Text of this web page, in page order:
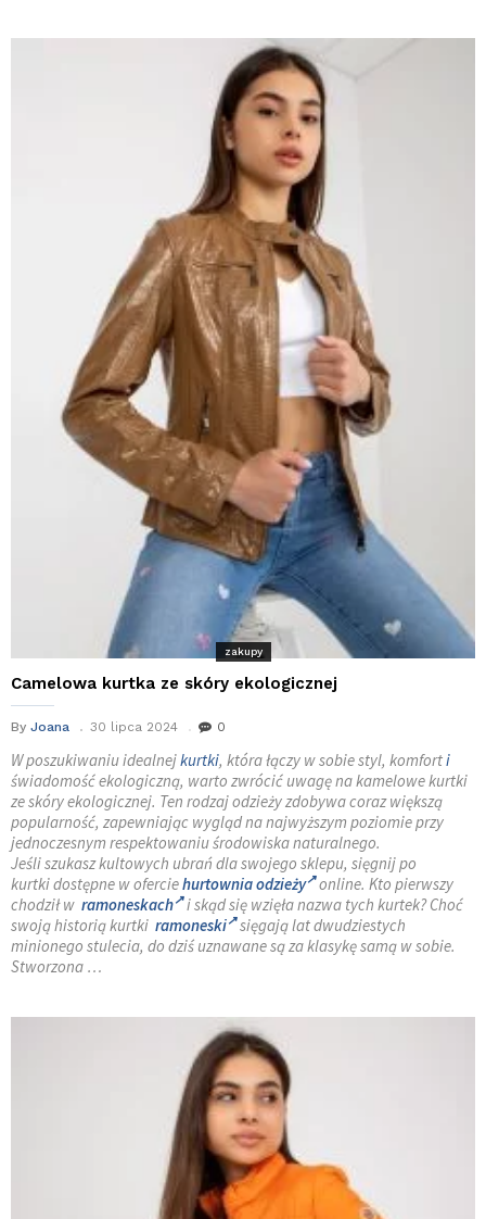
zakupy
Camelowa kurtka ze skóry ekologicznej
By Joana 30 lipca 2024 0
W poszukiwaniu idealnejkurtki, która łączy w sobie styl, komforti
świadomość ekologiczną, warto zwrócić uwagę na kamelowe kurtki
ze skóry ekologicznej. Ten rodzaj odzieży zdobywa coraz większą
popularność, zapewniając wygląd na najwyższym poziomie przy
jednoczesnym respektowaniu środowiska naturalnego.
Jeśli szukasz kultowych ubrań dla swojego sklepu, sięgnij po
kurtki dostępne w oferciehurtownia odzieży
online. Kto pierwszy
chodził w ramoneskach i skąd się wzięła nazwa tych kurtek? Choć
swoją historią kurtki ramoneski sięgają lat dwudziestych
minionego stulecia, do dziś uznawane są za klasykę samą w sobie.
Stworzona …